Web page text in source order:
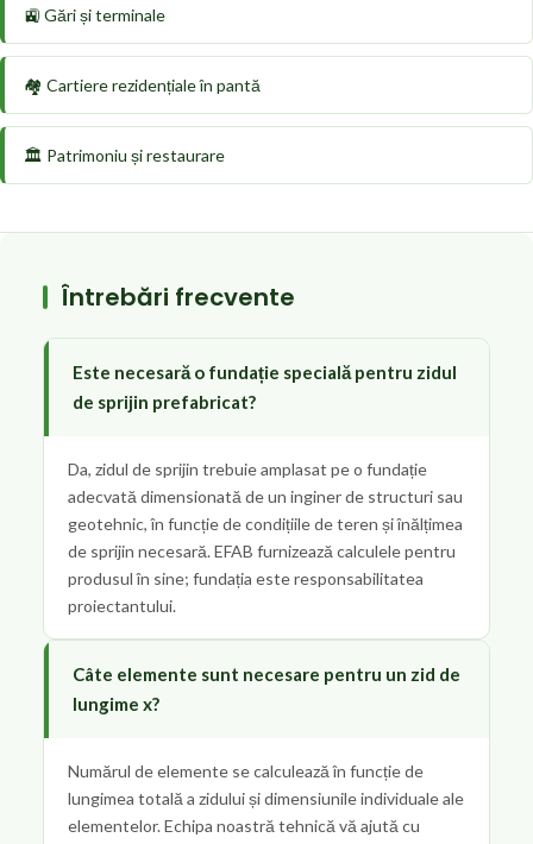
🚉 Gări și terminale
🏘️ Cartiere rezidențiale în pantă
🏛️ Patrimoniu și restaurare
Întrebări frecvente
Este necesară o fundație specială pentru zidul
de sprijin prefabricat?
Da, zidul de sprijin trebuie amplasat pe o fundație
adecvată dimensionată de un inginer de structuri sau
geotehnic, în funcție de condițiile de teren și înălțimea
de sprijin necesară. EFAB furnizează calculele pentru
produsul în sine; fundația este responsabilitatea
proiectantului.
Câte elemente sunt necesare pentru un zid de
lungime x?
Numărul de elemente se calculează în funcție de
lungimea totală a zidului și dimensiunile individuale ale
elementelor. Echipa noastră tehnică vă ajută cu